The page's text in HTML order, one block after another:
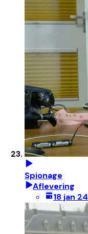
Spionage
Aflevering
18 jan 24